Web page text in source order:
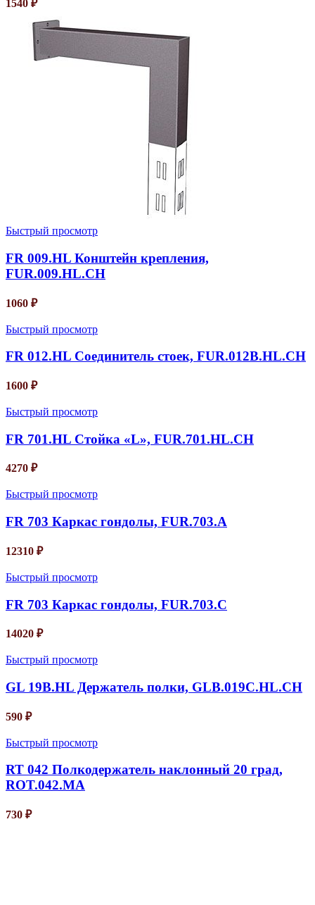
1540 ₽
Быстрый просмотр
FR 009.HL Конштейн крепления,
FUR.009.HL.CH
1060 ₽
Быстрый просмотр
FR 012.HL Соединитель стоек, FUR.012B.HL.CH
1600 ₽
Быстрый просмотр
FR 701.HL Стойка «L», FUR.701.HL.CH
4270 ₽
Быстрый просмотр
FR 703 Каркас гондолы, FUR.703.A
12310 ₽
Быстрый просмотр
FR 703 Каркас гондолы, FUR.703.C
14020 ₽
Быстрый просмотр
GL 19B.HL Держатель полки, GLB.019C.HL.CH
590 ₽
Быстрый просмотр
RT 042 Полкодержатель наклонный 20 град,
ROT.042.MA
730 ₽